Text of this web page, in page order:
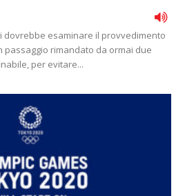
dovrebbe esaminare il provvedimento
passaggio rimandato da ormai due
per evitare...